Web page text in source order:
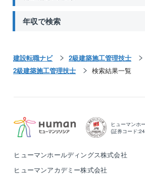
経験者の意見等をイントラネット上
【同社の強み】
近年、海外志向のある方のご入社が
うちからチャレンジに出ていく社員
されにくい事業構造です。
３.借入金が一切ない、安定的なキャ
年収で検索
建設転職ナビ
2級建築施工管理技士
2級建築施工管理技士
検索結果一覧
ヒューマンホ
(証券コード
ヒューマンホールディングス株式会社
ヒューマンアカデミー株式会社